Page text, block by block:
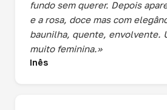
fundo sem querer. Depois
e a rosa, doce mas com
baunilha, quente, envolvente.
muito feminina.»
Inês